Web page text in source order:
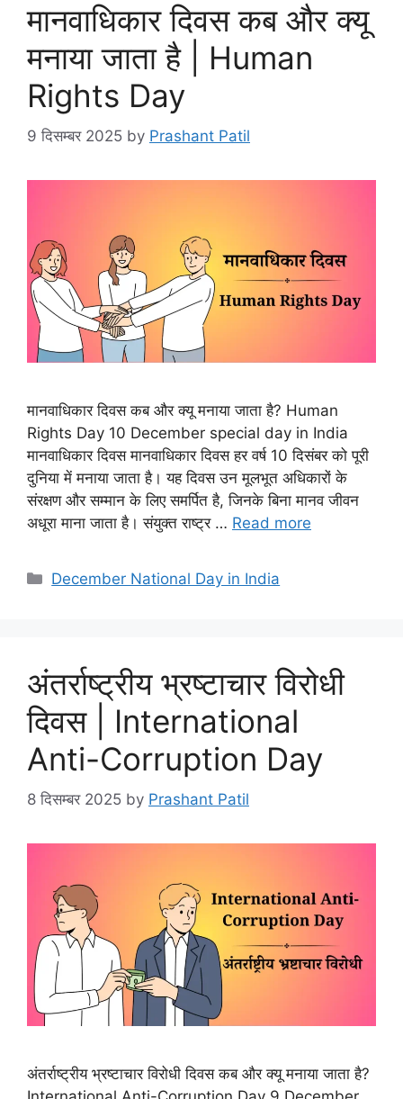
मानवाधिकार दिवस कब और क्यू
मनाया जाता है | Human
Rights Day
9 दिसम्बर 2025 by Prashant Patil
मानवाधिकार दिवस कब और क्यू मनाया जाता है? Human
Rights Day 10 December special day in India
मानवाधिकार दिवस मानवाधिकार दिवस हर वर्ष 10 दिसंबर को पूरी
दुनिया में मनाया जाता है। यह दिवस उन मूलभूत अधिकारों के
संरक्षण और सम्मान के लिए समर्पित है, जिनके बिना मानव जीवन
अधूरा माना जाता है। संयुक्त राष्ट्र … Read more
December National Day in India
अंतर्राष्ट्रीय भ्रष्टाचार विरोधी
दिवस | International
Anti-Corruption Day
8 दिसम्बर 2025 by Prashant Patil
अंतर्राष्ट्रीय भ्रष्टाचार विरोधी दिवस कब और क्यू मनाया जाता है?